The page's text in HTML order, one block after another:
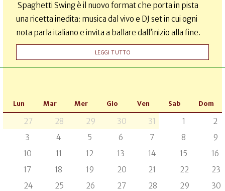
Spaghetti Swing è il nuovo format che porta in pista
una ricetta inedita: musica dal vivo e DJ set in cui ogni
nota parla italiano e invita a ballare dall’inizio alla fine.
LEGGI TUTTO
Lun Mar Mer Gio Ven Sab Dom
27 28 29 30 31 1
2
3
4 5 6 7 8
9
10
11 12 13 14 15
16
17
18 19 20 21 22
23
24
25 26 27 28 29
30